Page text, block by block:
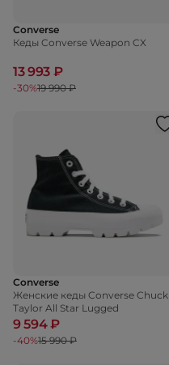
Converse
Кеды Converse Weapon CX
13 993 ₽
-30%19 990 ₽
Converse
Женские кеды Converse Chuck
Taylor All Star Lugged
9 594 ₽
-40%15 990 ₽